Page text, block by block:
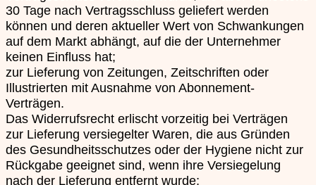
30 Tage nach Vertragsschluss geliefert werden
können und deren aktueller Wert von Schwankungen
auf dem Markt abhängt, auf die der Unternehmer
keinen Einfluss hat;
zur Lieferung von Zeitungen, Zeitschriften oder
Illustrierten mit Ausnahme von Abonnement-
Verträgen.
Das Widerrufsrecht erlischt vorzeitig bei Verträgen
zur Lieferung versiegelter Waren, die aus Gründen
des Gesundheitsschutzes oder der Hygiene nicht zur
Rückgabe geeignet sind, wenn ihre Versiegelung
nach der Lieferung entfernt wurde;